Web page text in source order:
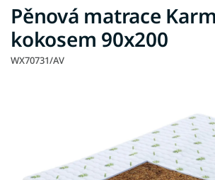
Pěnová matrace
kokosem 90x200
WX70731/AV